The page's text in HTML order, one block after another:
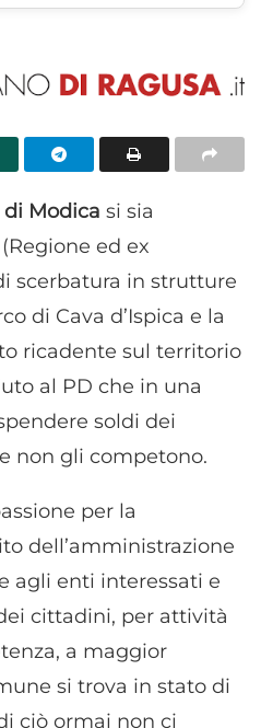
Modica si sia
ed ex
scerbatura in strutture
di Cava d’Ispica e la
ricadente sul territorio
al PD che in una
soldi dei
non gli competono.
per la
dell’amministrazione
agli enti interessati e
cittadini, per attività
a maggior
si trova in stato di
ciò ormai non ci